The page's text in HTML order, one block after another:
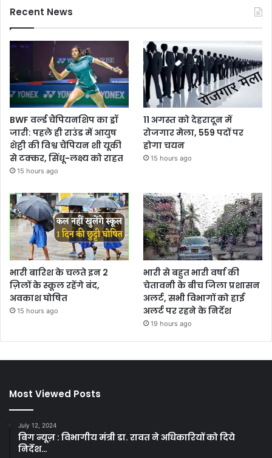
Recent News
BWF वर्ल्ड चैंपियनशिप का ड्रॉ
जारी: पहले ही राउंड में आयुष
शेट्टी की विश्व चैंपियन शी यूकी
से टक्कर, सिंधू-लक्ष्य को राहत
15 hours ago
11 अगस्त को देहरादून में
रोजगार मेला, 559 पदों पर
होगा चयन
15 hours ago
भारी बारिश के चलते इन 2
ज़िलों के स्कूल रहेंगे बंद,
अवकाश घोषित
15 hours ago
भारी से बहुत भारी वर्षा की
चेतावनी के बीच जिला प्रशासन
अलर्ट, सभी विभागों को हाई
अलर्ट पर रहने के निर्देश
19 hours ago
Most Viewed Posts
July 12, 2024
बिग न्यूज़ : विभागीय मंत्री डा. रावत ने अधिकारियों को दिये
निर्देश…